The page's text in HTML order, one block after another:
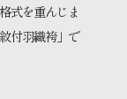
式を重んじま
付羽織袴」で